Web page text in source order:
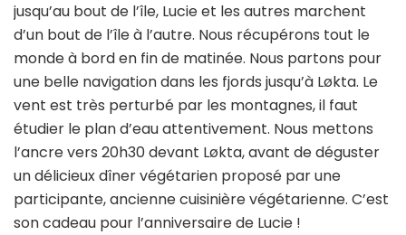
jusqu’au bout de l’île, Lucie et les autres marchent
d’un bout de l’île à l’autre. Nous récupérons tout le
monde à bord en fin de matinée. Nous partons pour
une belle navigation dans les fjords jusqu’à Løkta. Le
vent est très perturbé par les montagnes, il faut
étudier le plan d’eau attentivement. Nous mettons
l’ancre vers 20h30 devant Løkta, avant de déguster
un délicieux dîner végétarien proposé par une
participante, ancienne cuisinière végétarienne. C’est
son cadeau pour l’anniversaire de Lucie !